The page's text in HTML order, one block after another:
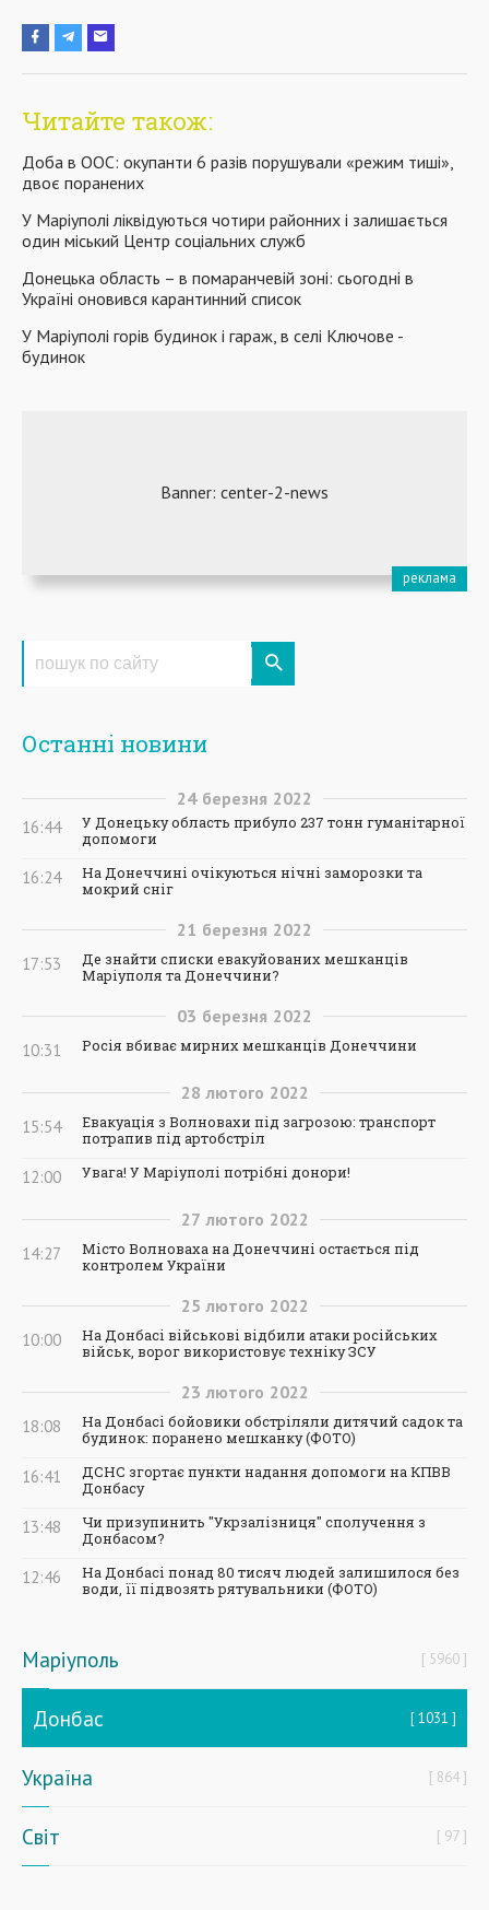
Читайте також:
Доба в ООС: окупанти 6 разів порушували «режим тиші»,
двоє поранених
У Маріуполі ліквідуються чотири районних і залишається
один міський Центр соціальних служб
Донецька область – в помаранчевій зоні: сьогодні в
Україні оновився карантинний список
У Маріуполі горів будинок і гараж, в селі Ключове -
будинок
Останні новини
24 березня 2022
16:44
У Донецьку область прибуло 237 тонн гуманітарної
допомоги
16:24
На Донеччині очікуються нічні заморозки та
мокрий сніг
21 березня 2022
17:53
Де знайти списки евакуйованих мешканців
Маріуполя та Донеччини?
03 березня 2022
10:31 Росія вбиває мирних мешканців Донеччини
28 лютого 2022
15:54
Евакуація з Волновахи під загрозою: транспорт
потрапив під артобстріл
12:00 Увага! У Маріуполі потрібні донори!
27 лютого 2022
14:27
Місто Волноваха на Донеччині остається під
контролем України
25 лютого 2022
10:00
На Донбасі військові відбили атаки російських
військ, ворог використовує техніку ЗСУ
23 лютого 2022
18:08
На Донбасі бойовики обстріляли дитячий садок та
будинок: поранено мешканку (ФОТО)
16:41
ДСНС згортає пункти надання допомоги на КПВВ
Донбасу
13:48
Чи призупинить "Укрзалізниця" сполучення з
Донбасом?
12:46
На Донбасі понад 80 тисяч людей залишилося без
води, її підвозять рятувальники (ФОТО)
Маріуполь 5960
Донбас 1031
Україна 864
Світ 97